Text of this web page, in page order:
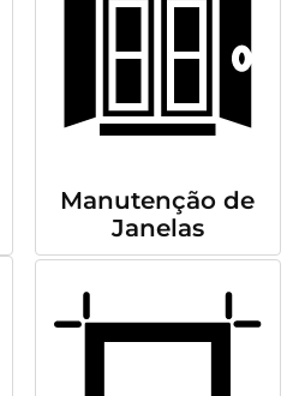
Manutenção de
Janelas